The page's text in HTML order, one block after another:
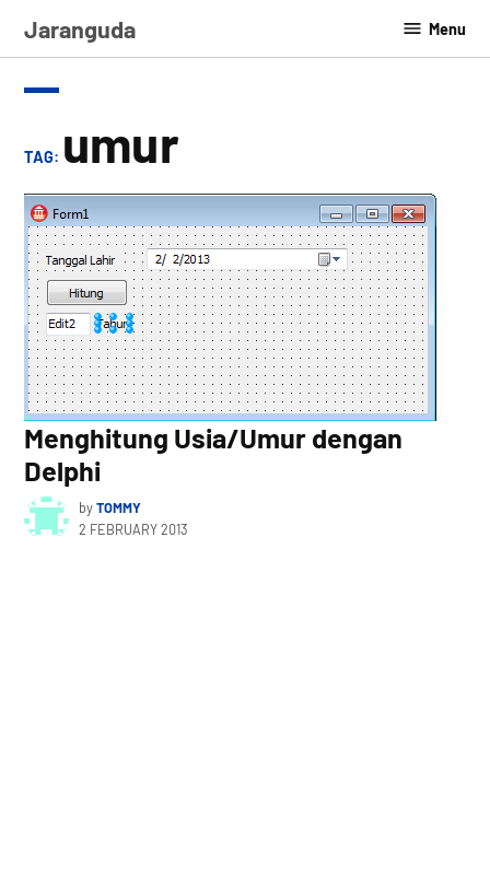
Jaranguda Menu
TAG: umur
Menghitung Usia/Umur dengan
Delphi
byTOMMY
2 FEBRUARY 2013